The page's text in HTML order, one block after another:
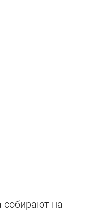
собирают на